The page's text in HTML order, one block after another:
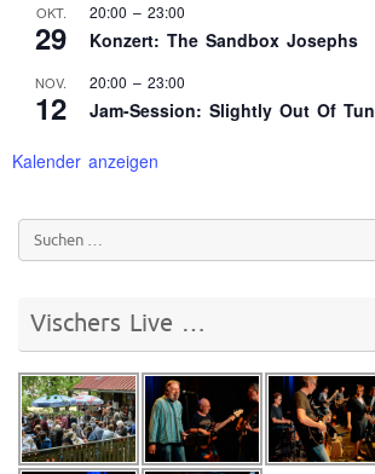
OKT.
29
20:00 – 23:00
Konzert: The Sandbox Josephs
NOV.
12
20:00 – 23:00
Jam-Session: Slightly Out Of
Kalender anzeigen
Vischers Live …